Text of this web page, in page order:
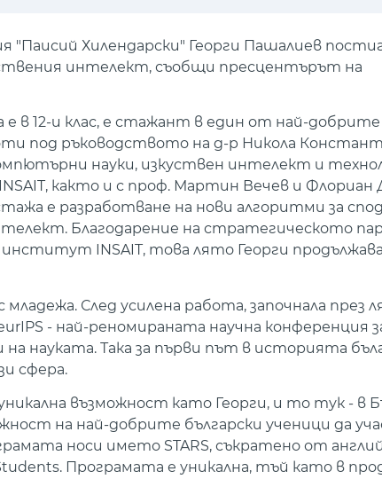
Хилендарски" Георги Пашалиев
интелект, съобщи пресцентърът на
в 12-и клас, е стажант в един от най-добрите
под ръководството на д-р Никола
науки, изкуствен интелект и
както и с проф. Мартин Вечев и Флориан
е разработване на нови алгоритми за
Благодарение на стратегическото
INSAIT, това лято Георги
След усилена работа, започнала през
- най-реномираната научна конференция
науката. Така за първи път в историята
сфера.
възможност като Георги, и то тук - в
на най-добрите български ученици да
носи името STARS, съкратено от
Програмата е уникална, тъй като в